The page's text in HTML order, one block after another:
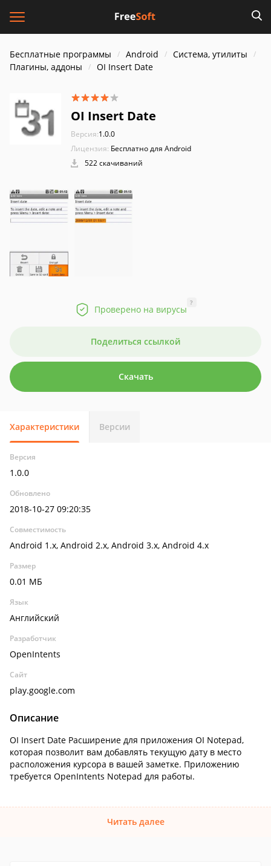
Бесплатные программы Android
Система, утилиты
Плагины, аддоны
OI Insert Date
OI Insert Date
Версия:1.0.0
Лицензия: Бесплатно для Android
522 скачиваний
Проверено на вирусы
?
Поделиться ссылкой
Скачать
Характеристики Версии
Версия
1.0.0
Обновлено
2018-10-27 09:20:35
Совместимость
Android 1.x, Android 2.x, Android 3.x, Android 4.x
Размер
0.01 МБ
Язык
Английский
Разработчик
OpenIntents
Сайт
play.google.com
Описание
OI Insert Date Расширение для приложения OI Notepad,
которая позволит вам добавлять текущую дату в место
расположения курсора в вашей заметке. Приложению
требуется OpenIntents Notepad для работы.
Читать далее